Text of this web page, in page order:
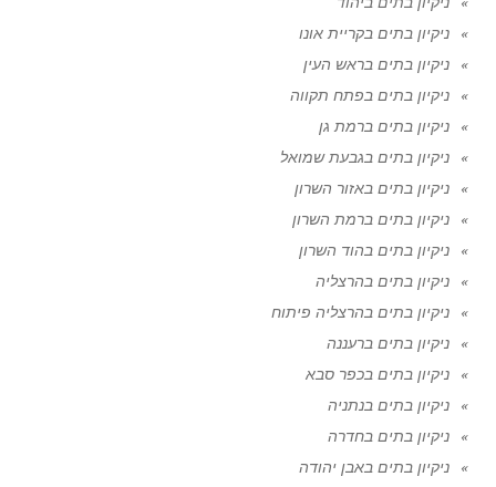
ניקיון בתים בקריית אונו
ניקיון בתים בראש העין
ניקיון בתים בפתח תקווה
ניקיון בתים ברמת גן
ניקיון בתים בגבעת שמואל
ניקיון בתים באזור השרון
ניקיון בתים ברמת השרון
ניקיון בתים בהוד השרון
ניקיון בתים בהרצליה
ניקיון בתים בהרצליה פיתוח
ניקיון בתים ברעננה
ניקיון בתים בכפר סבא
ניקיון בתים בנתניה
ניקיון בתים בחדרה
ניקיון בתים באבן יהודה